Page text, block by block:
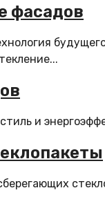
фасадов
и